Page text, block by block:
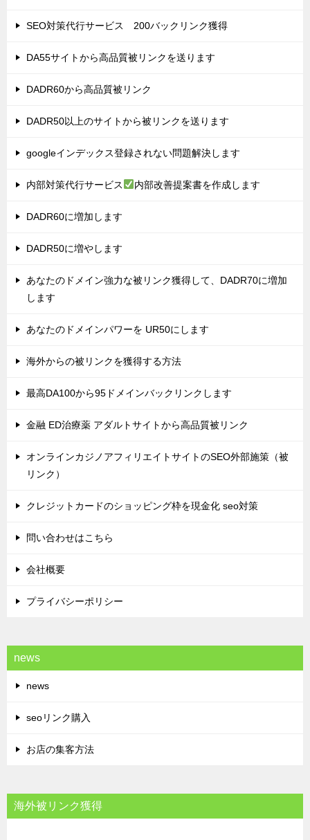
SEO対策代行サービス 200バックリンク獲得
DA55サイトから高品質被リンクを送ります
DADR60から高品質被リンク
DADR50以上のサイトから被リンクを送ります
googleインデックス登録されない問題解決します
内部対策代行サービス 内部改善提案書を作成します
DADR60に増加します
DADR50に増やします
あなたのドメイン強力な被リンク獲得して、DADR70に増加
します
あなたのドメインパワーを UR50にします
海外からの被リンクを獲得する方法
最高DA100から95ドメインバックリンクします
金融 ED治療薬 アダルトサイトから高品質被リンク
オンラインカジノアフィリエイトサイトのSEO外部施策（被
リンク）
クレジットカードのショッピング枠を現金化 seo対策
問い合わせはこちら
会社概要
プライバシーポリシー
news
news
seoリンク購入
お店の集客方法
海外被リンク獲得